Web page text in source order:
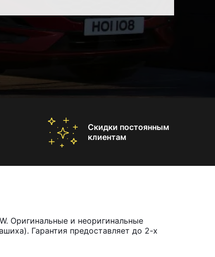
Скидки постоянным
клиентам
Оригинальные и неоригинальные
Гарантия предоставляет до 2-х